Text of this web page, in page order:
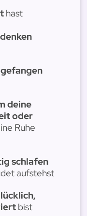
hast
deine
oder
Ruhe
schlafen
aufstehst
bist